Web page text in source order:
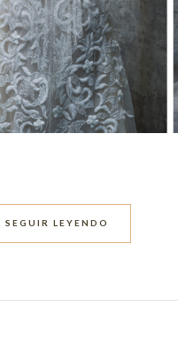
SEGUIR LEYENDO